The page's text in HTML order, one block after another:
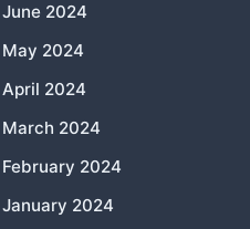
June 2024
May 2024
April 2024
March 2024
February 2024
January 2024